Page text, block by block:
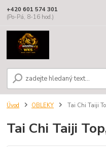
+420 601 574 301
(Po-Pá, 8-16 hod.)
Úvod OBLEKY Tai Chi Taiji
Tai Chi Taiji